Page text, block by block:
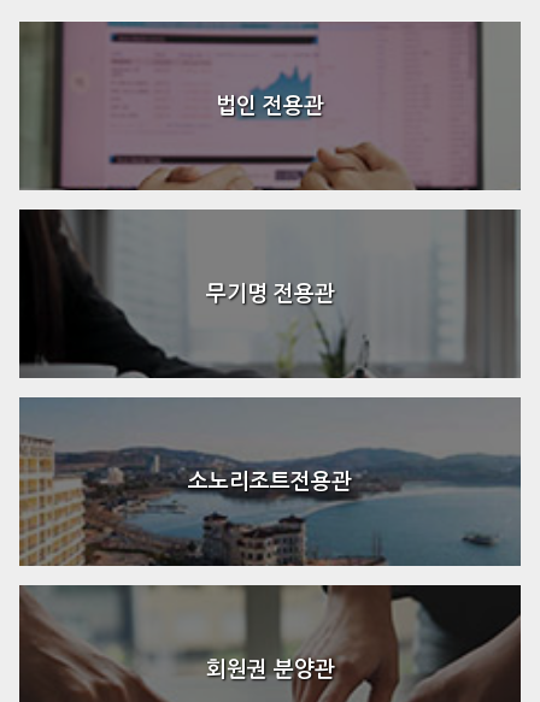
법인 전용관
무기명 전용관
소노리조트전용관
회원권 분양관